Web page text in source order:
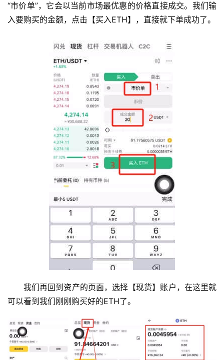
“市价单”，它会以当前市场最优惠的价格直接成交。我们输
入要购买的金额，点击【买入ETH】，直接就下单成功了。
我们再回到资产的页面，选择【现货】账户，在这里就
可以看到我们刚刚购买好的ETH了。